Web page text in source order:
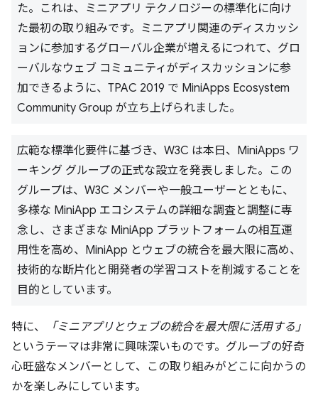
た。これは、ミニアプリ テクノロジーの標準化に向け
た最初の取り組みです。ミニアプリ関連のディスカッシ
ョンに参加するグローバル企業が増えるにつれて、グロ
ーバルなウェブ コミュニティがディスカッションに参
加できるように、TPAC 2019 で MiniApps Ecosystem
Community Group が立ち上げられました。
広範な標準化要件に基づき、W3C は本日、MiniApps ワ
ーキング グループの正式な設立を発表しました。この
グループは、W3C メンバーや一般ユーザーとともに、
多様な MiniApp エコシステムの詳細な調査と調整に専
念し、さまざまな MiniApp プラットフォームの相互運
用性を高め、MiniApp とウェブの統合を最大限に高め、
技術的な断片化と開発者の学習コストを削減することを
目的としています。
特に、
「ミニアプリとウェブの統合を最大限に活用する」
というテーマは非常に興味深いものです。グループの好奇
心旺盛なメンバーとして、この取り組みがどこに向かうの
かを楽しみにしています。